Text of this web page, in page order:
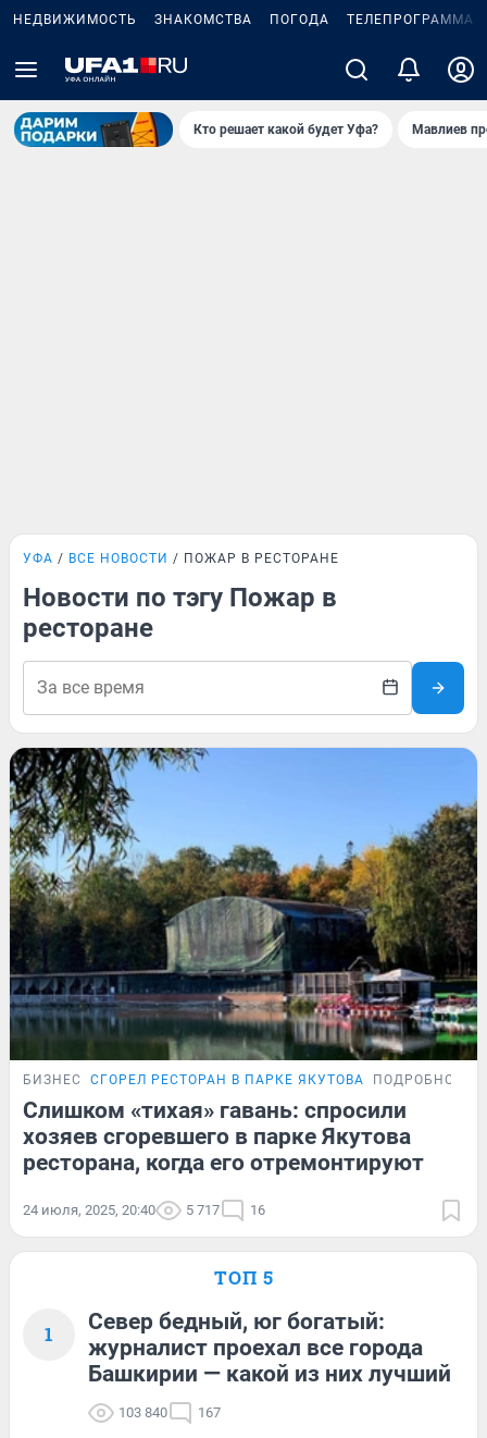
НЕДВИЖИМОСТЬ ЗНАКОМСТВА ПОГОДА ТЕЛЕПРОГРАММА
Кто решает какой будет Уфа? Мавлиев
УФА ВСЕ НОВОСТИ ПОЖАР В РЕСТОРАНЕ
Новости по тэгу Пожар в
ресторане
БИЗНЕС СГОРЕЛ РЕСТОРАН В ПАРКЕ ЯКУТОВА ПОДРОБНОСТИ
Слишком «тихая» гавань: спросили
хозяев сгоревшего в парке Якутова
ресторана, когда его отремонтируют
24 июля, 2025, 20:40 5 717 16
ТОП 5
1
Север бедный, юг богатый:
журналист проехал все города
Башкирии — какой из них лучший
103 840 167